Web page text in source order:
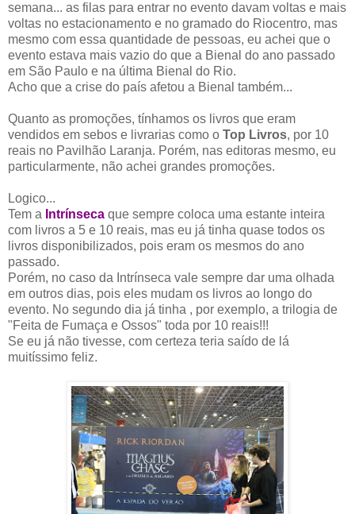
semana... as filas para entrar no evento davam voltas e mais
voltas no estacionamento e no gramado do Riocentro, mas
mesmo com essa quantidade de pessoas, eu achei que o
evento estava mais vazio do que a Bienal do ano passado
em São Paulo e na última Bienal do Rio.
Acho que a crise do país afetou a Bienal também...
Quanto as promoções, tínhamos os livros que eram
vendidos em sebos e livrarias como o Top Livros, por 10
reais no Pavilhão Laranja. Porém, nas editoras mesmo, eu
particularmente, não achei grandes promoções.
Logico...
Tem a Intrínseca que sempre coloca uma estante inteira
com livros a 5 e 10 reais, mas eu já tinha quase todos os
livros disponibilizados, pois eram os mesmos do ano
passado.
Porém, no caso da Intrínseca vale sempre dar uma olhada
em outros dias, pois eles mudam os livros ao longo do
evento. No segundo dia já tinha , por exemplo, a trilogia de
"Feita de Fumaça e Ossos" toda por 10 reais!!!
Se eu já não tivesse, com certeza teria saído de lá
muitíssimo feliz.